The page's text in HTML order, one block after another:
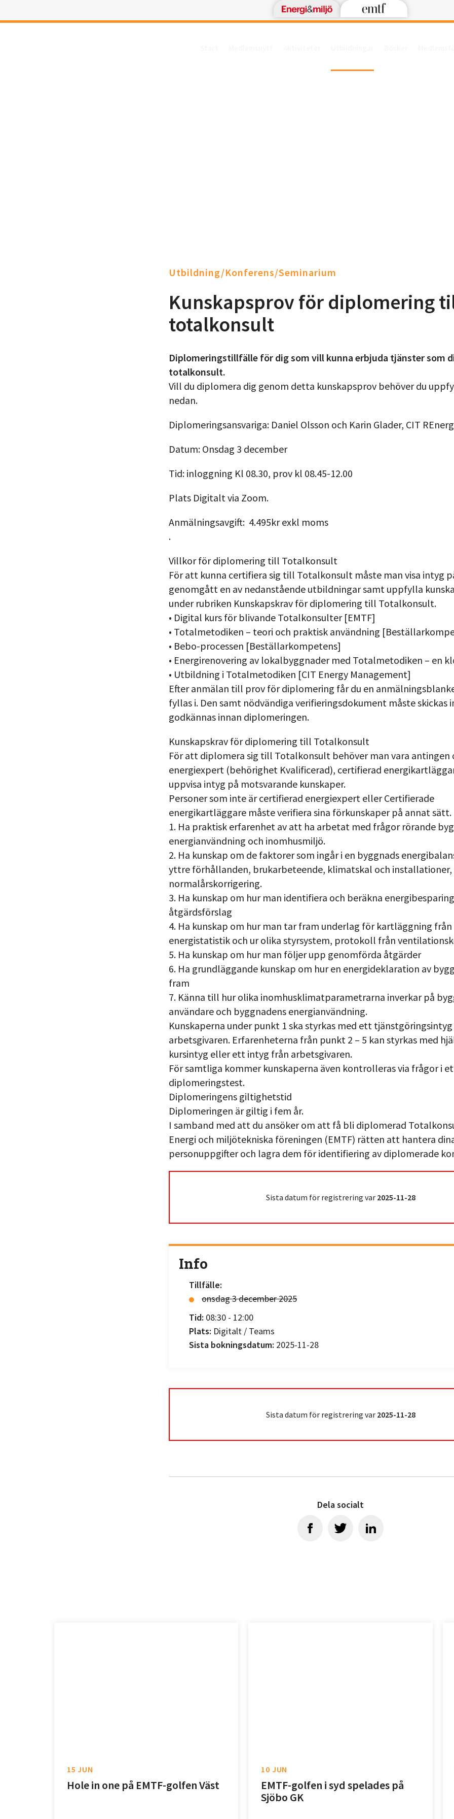
Utbildning/Konferens/Seminarium
Kunskapsprov för diplomering
totalkonsult
Diplomeringstillfälle för dig som vill kunna erbjuda tjänster som
totalkonsult.
Vill du diplomera dig genom detta kunskapsprov behöver du
nedan.
Diplomeringsansvariga: Daniel Olsson och Karin Glader, CIT
Datum: Onsdag 3 december
Tid: inloggning Kl 08.30, prov kl 08.45-12.00
Plats Digitalt via Zoom.
Anmälningsavgift: 4.495kr exkl moms
.
Villkor för diplomering till Totalkonsult
För att kunna certifiera sig till Totalkonsult måste man visa intyg
genomgått en av nedanstående utbildningar samt uppfylla
under rubriken Kunskapskrav för diplomering till Totalkonsult.
• Digital kurs för blivande Totalkonsulter [EMTF]
• Totalmetodiken – teori och praktisk användning
• Bebo-processen [Beställarkompetens]
• Energirenovering av lokalbyggnader med Totalmetodiken – en
• Utbildning i Totalmetodiken [CIT Energy Management]
Efter anmälan till prov för diplomering får du en
fyllas i. Den samt nödvändiga verifieringsdokument måste skickas
godkännas innan diplomeringen.
Kunskapskrav för diplomering till Totalkonsult
För att diplomera sig till Totalkonsult behöver man vara antingen
energiexpert (behörighet Kvalificerad), certifierad
uppvisa intyg på motsvarande kunskaper.
Personer som inte är certifierad energiexpert eller Certifierade
energikartläggare måste verifiera sina förkunskaper på annat sätt.
1. Ha praktisk erfarenhet av att ha arbetat med frågor rörande
energianvändning och inomhusmiljö.
2. Ha kunskap om de faktorer som ingår i en byggnads
yttre förhållanden, brukarbeteende, klimatskal och installationer,
normalårskorrigering.
3. Ha kunskap om hur man identifiera och beräkna
åtgärdsförslag
4. Ha kunskap om hur man tar fram underlag för kartläggning från
energistatistik och ur olika styrsystem, protokoll från
5. Ha kunskap om hur man följer upp genomförda åtgärder
6. Ha grundläggande kunskap om hur en energideklaration av
fram
7. Känna till hur olika inomhusklimatparametrarna inverkar på
användare och byggnadens energianvändning.
Kunskaperna under punkt 1 ska styrkas med ett
arbetsgivaren. Erfarenheterna från punkt 2 – 5 kan styrkas med
kursintyg eller ett intyg från arbetsgivaren.
För samtliga kommer kunskaperna även kontrolleras via frågor i
diplomeringstest.
Diplomeringens giltighetstid
Diplomeringen är giltig i fem år.
I samband med att du ansöker om att få bli diplomerad
Energi och miljötekniska föreningen (EMTF) rätten att hantera
personuppgifter och lagra dem för identifiering av diplomerade
Sista datum för registrering var 2025-11-28
Info
Tillfälle:
onsdag 3 december 2025
Tid: 08:30 - 12:00
Plats: Digitalt / Teams
Sista bokningsdatum: 2025-11-28
Sista datum för registrering var 2025-11-28
Dela socialt
15 JUN
Hole in one på EMTF-golfen Väst
10 JUN
EMTF-golfen i syd spelades på
Sjöbo GK